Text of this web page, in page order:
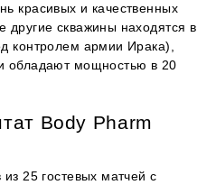
красивых и качественных
скважины находятся в
контролем армии Ирака),
обладают мощностью в 20
Body Pharm
25 гостевых матчей с